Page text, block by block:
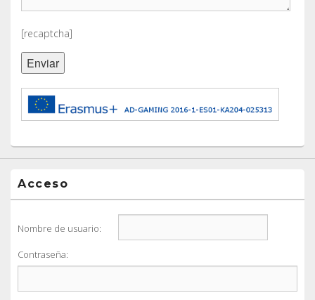
[recaptcha]
Acceso
Nombre de usuario:
Contraseña: